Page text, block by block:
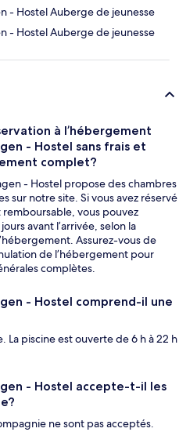
- Hostel Auberge de jeunesse
- Hostel Auberge de jeunesse
à l’hébergement
- Hostel sans frais et
complet?
- Hostel propose des chambres
sur notre site. Si vous avez réservé
vous pouvez
avant l’arrivée, selon la
Assurez-vous de
de l’hébergement pour
complètes.
- Hostel comprend-il une
La piscine est ouverte de 6 h à 22 h
- Hostel accepte-t-il les
ne sont pas acceptés.